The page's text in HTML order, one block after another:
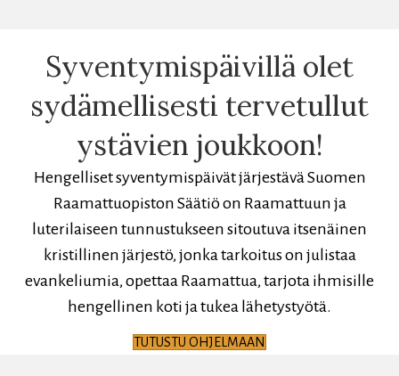
Syventymispäivillä olet
sydämellisesti tervetullut
ystävien joukkoon!
Hengelliset syventymispäivät järjestävä Suomen
Raamattuopiston Säätiö on Raamattuun ja
luterilaiseen tunnustukseen sitoutuva itsenäinen
kristillinen järjestö, jonka tarkoitus on julistaa
evankeliumia, opettaa Raamattua, tarjota ihmisille
hengellinen koti ja tukea lähetystyötä.
TUTUSTU OHJELMAAN